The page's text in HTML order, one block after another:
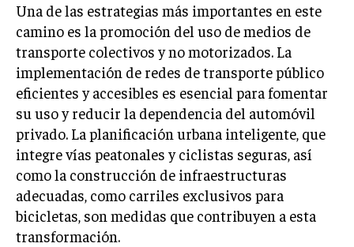
MARKETING DIGITAL
PUBLICIDAD
VENTAS Y PERSUASIÓN
GESTIÓN DE PRODUCTOS
COMUNICACIÓN CORPORATIVA
GESTIÓN DE MARCA
INVESTIGACIÓN DE MERCADO
ANÁLISIS DE COMPETENCIA
Una de las estrategias más importantes en este
camino es la promoción del uso de medios de
transporte colectivos y no motorizados. La
implementación de redes de transporte público
eficientes y accesibles es esencial para fomentar
su uso y reducir la dependencia del automóvil
privado. La planificación urbana inteligente, que
integre vías peatonales y ciclistas seguras, así
como la construcción de infraestructuras
adecuadas, como carriles exclusivos para
bicicletas, son medidas que contribuyen a esta
transformación.